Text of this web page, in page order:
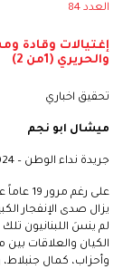
العدد 84
إغتيالات وقادة
والحريري (1من 2)
تحقيق اخباري
ميشال ابو نجم
جريدة نداء الوطن – 14/2/2024
يزال صدى الإنفجار
لم ينسَ اللبنانيون
الكيان والعلاقات
وأحزاب، كمال